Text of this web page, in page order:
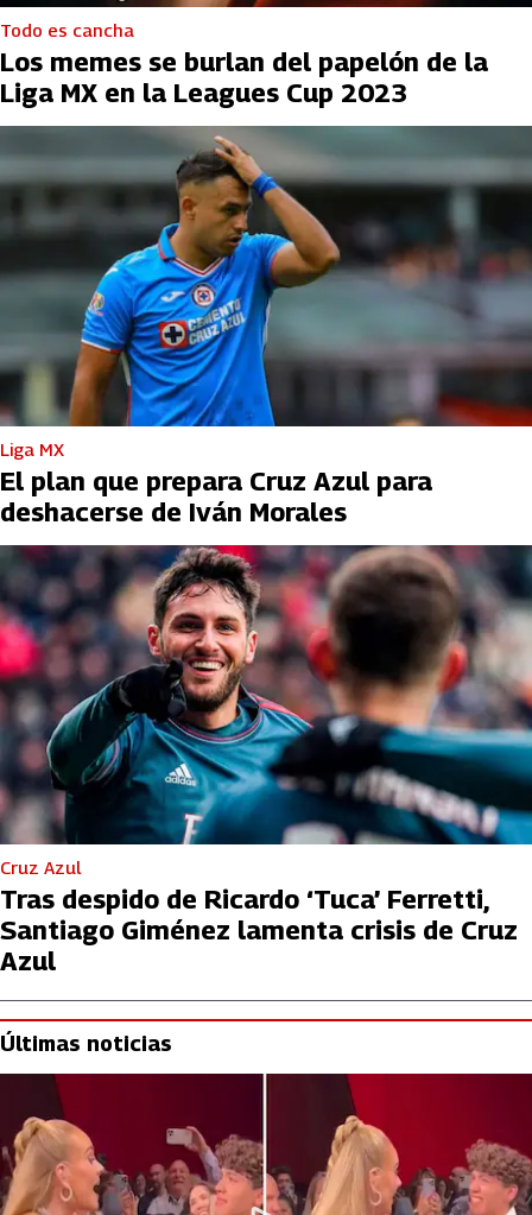
Todo es cancha
Los memes se burlan del papelón de la
Liga MX en la Leagues Cup 2023
Liga MX
El plan que prepara Cruz Azul para
deshacerse de Iván Morales
Cruz Azul
Tras despido de Ricardo ‘Tuca’ Ferretti,
Santiago Giménez lamenta crisis de Cruz
Azul
Últimas noticias